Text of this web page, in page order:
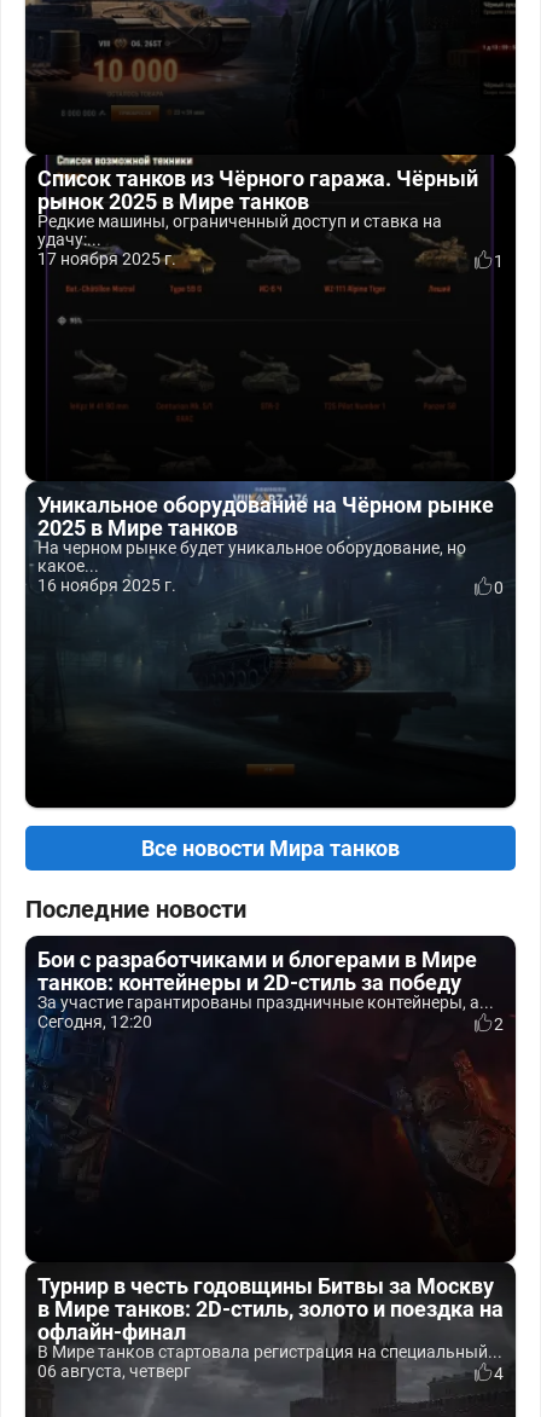
Список танков из Чёрного гаража. Чёрный
рынок 2025 в Мире танков
Редкие машины, ограниченный доступ и ставка на
удачу:...
17 ноября 2025 г.
1
Уникальное оборудование на Чёрном рынке
2025 в Мире танков
На черном рынке будет уникальное оборудование, но
какое...
16 ноября 2025 г.
0
Все новости Мира танков
Последние новости
Бои с разработчиками и блогерами в Мире
танков: контейнеры и 2D-стиль за победу
За участие гарантированы праздничные контейнеры, а...
Сегодня, 12:20
2
Турнир в честь годовщины Битвы за Москву
в Мире танков: 2D-стиль, золото и поездка на
офлайн-финал
В Мире танков стартовала регистрация на специальный...
06 августа, четверг
4